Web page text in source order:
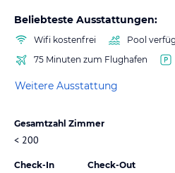
Beliebteste Ausstattungen:
Wifi kostenfrei
Pool
75 Minuten zum Flughafen
Weitere Ausstattung
Gesamtzahl Zimmer
< 200
Check-In Check-Out